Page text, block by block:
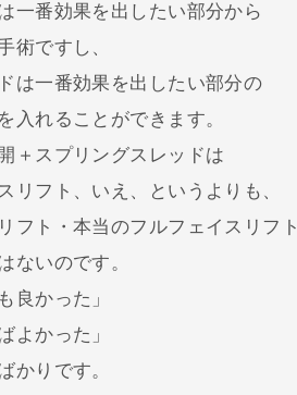
一番効果を出したい部分から
術ですし、
は一番効果を出したい部分の
入れることができます。
＋スプリングスレッドは
リフト、いえ、というよりも、
フト・本当のフルフェイスリフト
ないのです。
良かった」
よかった」
かりです。